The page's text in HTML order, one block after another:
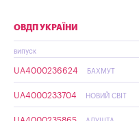
ОВДП УКРАЇНИ
випуск
UA4000236624 БАХМУТ
UA4000233704 НОВИЙ СВІТ